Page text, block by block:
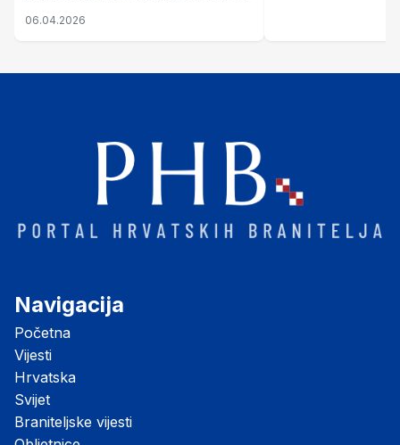
nastale njenim raspadom
06.04.2026
Navigacija
Početna
Vijesti
Hrvatska
Svijet
Braniteljske vijesti